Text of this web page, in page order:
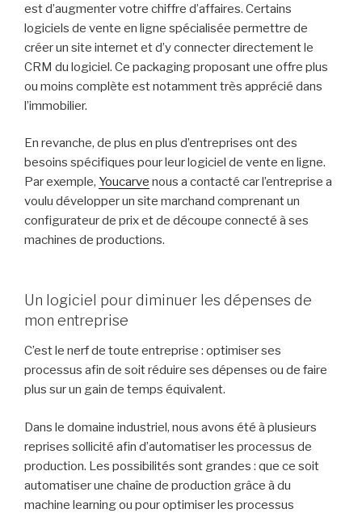
est d’augmenter votre chiffre d’affaires. Certains
logiciels de vente en ligne spécialisée permettre de
créer un site internet et d’y connecter directement le
CRM du logiciel. Ce packaging proposant une offre plus
ou moins complète est notamment très apprécié dans
l’immobilier.
En revanche, de plus en plus d’entreprises ont des
besoins spécifiques pour leur logiciel de vente en ligne.
Par exemple, Youcarve nous a contacté car l’entreprise a
voulu développer un site marchand comprenant un
configurateur de prix et de découpe connecté à ses
machines de productions.
Un logiciel pour diminuer les dépenses de
mon entreprise
C’est le nerf de toute entreprise : optimiser ses
processus afin de soit réduire ses dépenses ou de faire
plus sur un gain de temps équivalent.
Dans le domaine industriel, nous avons été à plusieurs
reprises sollicité afin d’automatiser les processus de
production. Les possibilités sont grandes : que ce soit
automatiser une chaîne de production grâce à du
machine learning ou pour optimiser les processus